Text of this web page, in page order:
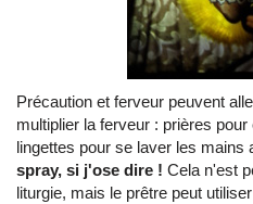
Précaution et ferveur peuvent
multiplier la ferveur : prières
lingettes pour se laver les mains
spray, si j'ose dire ! Cela n'est
liturgie, mais le prêtre peut